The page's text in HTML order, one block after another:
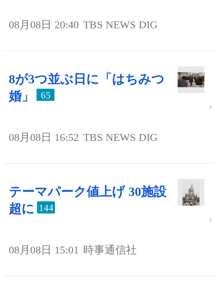
08月08日 20:40 TBS NEWS DIG
8が3つ並ぶ日に「はちみつ
婚」
65
08月08日 16:52 TBS NEWS DIG
テーマパーク値上げ 30施設
超に 144
08月08日 15:01 時事通信社